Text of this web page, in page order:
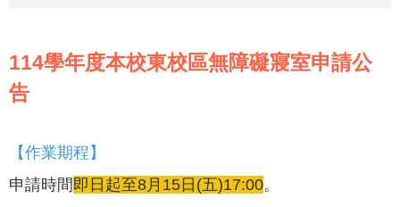
114學年度本校東校區無障礙寢室申請公
告
【作業期程】
申請時間即日起至8月15日(五)17:00。